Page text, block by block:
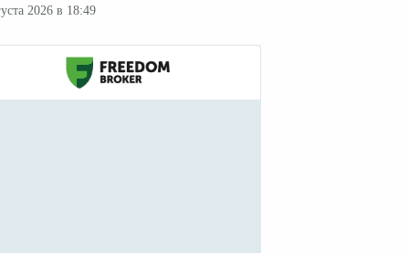
2026 в 18:49